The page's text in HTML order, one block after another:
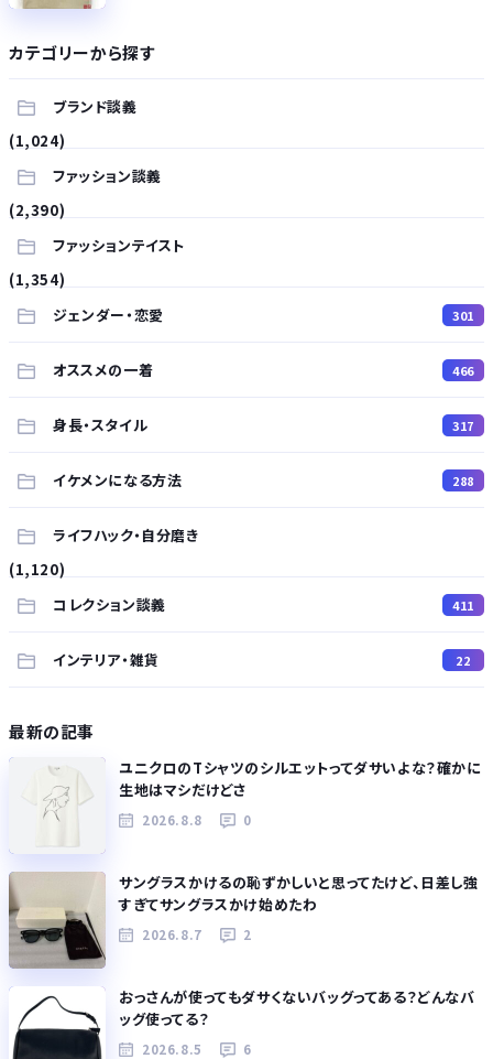
カテゴリーから探す
ブランド談義
(1,024)
ファッション談義
(2,390)
ファッションテイスト
(1,354)
ジェンダー・恋愛
301
オススメの一着 466
身長・スタイル 317
イケメンになる方法 288
ライフハック・自分磨き
(1,120)
コレクション談義
411
インテリア・雑貨 22
最新の記事
ユニクロのTシャツのシルエットってダサいよな？確かに
生地はマシだけどさ
2026.8.8 0
サングラスかけるの恥ずかしいと思ってたけど、日差し強
すぎてサングラスかけ始めたわ
2026.8.7 2
おっさんが使ってもダサくないバッグってある？どんなバ
ッグ使ってる？
2026.8.5 6